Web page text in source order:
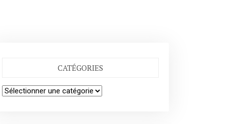
CATÉGORIES
Catégories